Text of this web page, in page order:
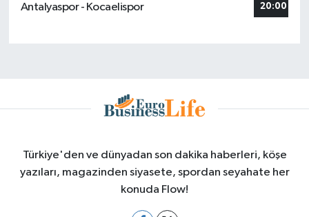
Antalyaspor - Kocaelispor 20:00
Türkiye'den ve dünyadan son dakika haberleri, köşe
yazıları, magazinden siyasete, spordan seyahate her
konuda Flow!